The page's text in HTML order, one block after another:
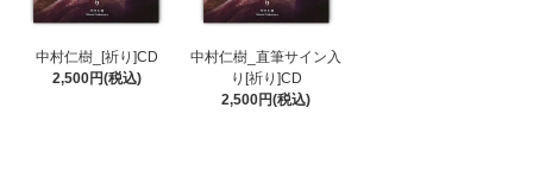
中村仁樹_[祈り]CD
2,500円(税込)
中村仁樹_直筆サイン入
り[祈り]CD
2,500円(税込)